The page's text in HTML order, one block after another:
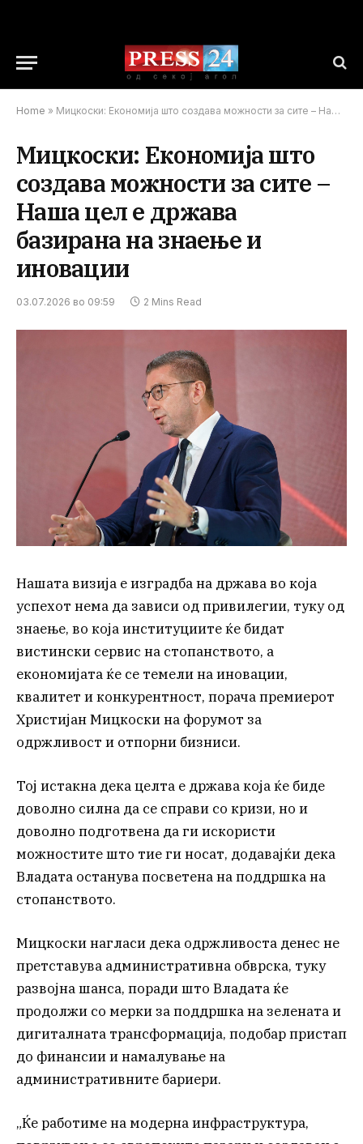
Home » Мицкоски: Економија што создава можности за сите – Наша цел е држава базирана на знаење и иновации
Мицкоски: Економија што
создава можности за сите –
Наша цел е држава
базирана на знаење и
иновации
03.07.2026 во 09:59 2 Mins Read
Нашата визија е изградба на држава во која
успехот нема да зависи од привилегии, туку од
знаење, во која институциите ќе бидат
вистински сервис на стопанството, а
економијата ќе се темели на иновации,
квалитет и конкурентност, порача премиерот
Христијан Мицкоски на форумот за
одржливост и отпорни бизниси.
Тој истакна дека целта е држава која ќе биде
доволно силна да се справи со кризи, но и
доволно подготвена да ги искористи
можностите што тие ги носат, додавајќи дека
Владата останува посветена на поддршка на
стопанството.
Мицкоски нагласи дека одржливоста денес не
претставува административна обврска, туку
развојна шанса, поради што Владата ќе
продолжи со мерки за поддршка на зелената и
дигиталната трансформација, подобар пристап
до финансии и намалување на
административните бариери.
„Ќе работиме на модерна инфраструктура,